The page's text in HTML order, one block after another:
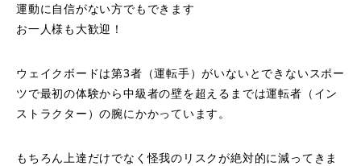
運動に自信がない方でもできます
お一人様も大歓迎！
ウェイクボードは第3者（運転手）がいないとできないスポー
ツで最初の体験から中級者の壁を超えるまでは運転者（イン
ストラクター）の腕にかかっています。
もちろん上達だけでなく怪我のリスクが絶対的に減ってきま